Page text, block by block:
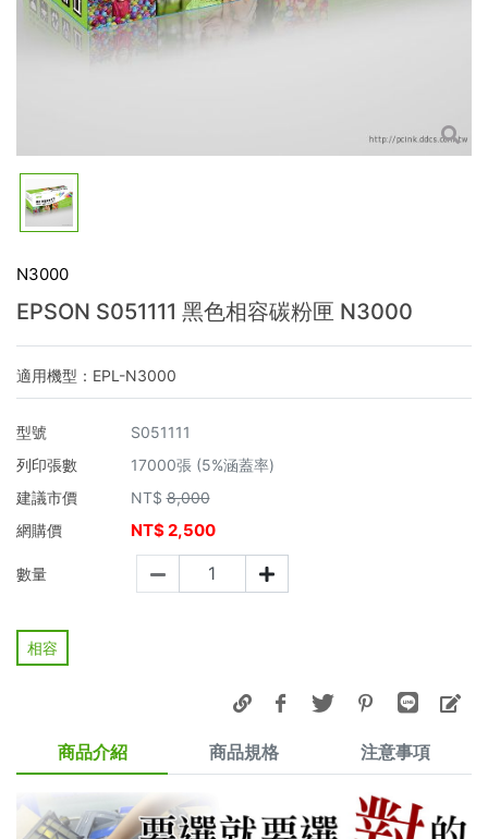
N3000
EPSON S051111 黑色相容碳粉匣 N3000
適用機型：EPL-N3000
型號
S051111
列印張數
17000張 (5%涵蓋率)
建議市價
NT$ 8,000
網購價
NT$ 2,500
數量
相容
商品介紹 商品規格 注意事項